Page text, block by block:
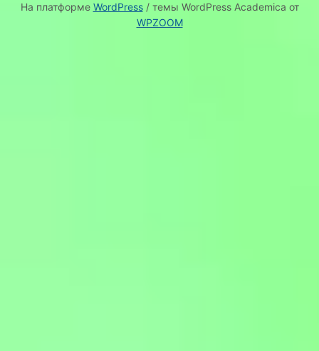
На платформе WordPress/ темы WordPress Academica от
WPZOOM